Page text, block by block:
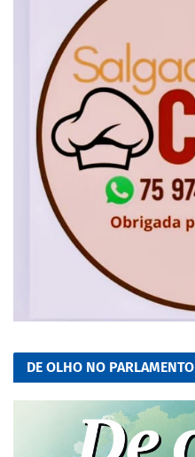
DE OLHO NO PARLAMENTO